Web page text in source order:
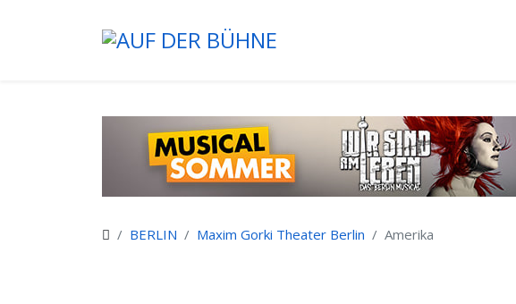
BERLIN Maxim Gorki Theater Berlin Amerika